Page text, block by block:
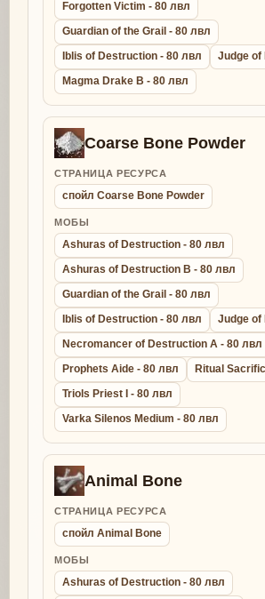
Forgotten Victim - 80 лвл
Guardian of the Grail - 80 лвл
Iblis of Destruction - 80 лвл
Judge of
Magma Drake B - 80 лвл
Coarse Bone Powder
СТРАНИЦА РЕСУРСА
спойл Coarse Bone Powder
МОБЫ
Ashuras of Destruction - 80 лвл
Ashuras of Destruction B - 80 лвл
Guardian of the Grail - 80 лвл
Iblis of Destruction - 80 лвл
Judge of
Necromancer of Destruction A - 80 лвл
Prophets Aide - 80 лвл
Ritual
Triols Priest I - 80 лвл
Varka Silenos Medium - 80 лвл
Animal Bone
СТРАНИЦА РЕСУРСА
спойл Animal Bone
МОБЫ
Ashuras of Destruction - 80 лвл